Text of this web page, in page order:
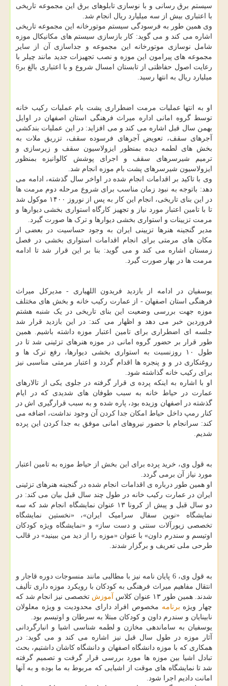
سیستم برق رسانی و با نوسازی تابلوهای برق این مجموعه تاریخی
با اعتباری بیش از سه میلیارد ریال انجام شد.
وی همین طور به فرسودگی سیستم موتورخانه این مجموعه تاریخی
اشاره می کند و می گوید: کار بازسازی سیستم های مکانیکال موزه
شامل نوسازی موتورخانه این مجموعه و جداسازی آن از سایر
مجموعه های پیرامون این موزه و نصب تجهیزات جدید مانند چیلر با
رعایت اصول حفاظتی از تابستان امسال شروع و با اعتباری بالغ بر6
میلیارد ریال به انتها رسید.
او به انتها عملیات مرمت اضطراری پشت بام عملیات رکیب خانه
توسط گروه امانی اداره میراث فرهنگی استان اصفهان در اوایل
بهمن سال قبل اشاره می کند و می افزاید: در این عملیات بندکشی
آجرهای سقف، تعویض آجرهای فرسوده سقف، تزریق ملات به
بخش های لطمه دیده بمنظور ایزولاسیون سقف و زیرسازی و
ترمیم شیرسرهای سقف و اجرای پوشش کالوانیزه بمنظور
ایزولاسیون شیرسرهای پشت بام موزه انجام شد.
وی با تاکید بر اقدامات انجام شده در اواخر سال گذشته، ادامه می
دهد: باتوجه به نبود زمان مناسب برای شروع مرحله دوم مرمت ها
در این بنای تاریخی، انجام این کار به پس از نوروز ۱۴۰۰ موکول شد
تا با تامین اعتبار مورد نیاز و تجهیز کارگاه استواری بخشی دیوارها و
مرمت تزیینات و استواری بخشی دیوارها و ترک ها صورت گیرد.
مدیر گنجینه هنرها تزیینی ایران به وجود حساسیت در بعضی از
مکان های مرمتی برای انجام اقدامات استواری بخشی در فصل
زمستان اشاره می کند و می گوید: بنا بر این قرار شد تا ادامه
مرمت ها در بهار صورت گیرد.
یوسفیان در ادامه از بازدید فریدون اللهیاری - مدیرکل میراث
فرهنگی استان اصفهان - از عمارت رکیب خانه و بخش های مختلف
موزه جهت بررسی وضعیت این بنای تاریخی در یک شنبه هشتم
فروردین خبر می دهد و اظهار می کند: در این بازدید قرار شد
جلسه ای اضطراری برای تامین اعتبار موزه داشته باشیم. همین
طور قرار بر حضور گروه امانی در موزه هنرهای تزئینی شد تا در
طول ۱۰ روزنسبت به استواری بخشی دیوارها، رفع ترک ها و
روغنکاری در و و پنجره ها اقدام گردد و اعتبار مرمتی مناسبی نیز
برای رکیب خانه گذاشته شود.
او با اشاره به اینکه پرده ی قرار گرفته در جلوی یکی از تالارهای
عمارت در حیاط خانه به سبب طوفان های شدیدی که در ایام
گذشته در اصفهان وزیده بود، پاره شده و به سبب قرارگیری اش در
کنار رمپ داخل حیاط امکان جدا کردن آن وجود نداشت، اضافه می
کند: سرانجام با حضور نیروهای امانی موفق به جدا کردن این پرده
شدیم.
به قول وی، خرید پرده برای این بخش از حیاط موزه به تامین اعتبار
مورد نیاز آن برمی گردد.
او همین طور درباره ی اقدامات انجام شده در گنجینه هنرهای تزئینی
ایران در عمارت رکیب خانه در طول چند سال قبل بیان می کند: در
دو سال قبل و پیش از کرونا ۱۳ عنوان نمایشگاه انجام شد که سه
نمایشگاه «نوین سفال سرامیک ایران»، «نخستین نمایشگاه
تخصصی زیورآلات سنتی و دست ساز» و «نمایشگاه ویژه کودکان
اوتیسم و سندرم داون» با عنوان «موزه را از دید من ببینید» در قالب
طرحی ملی تعریف و برگزار شدند.
به قول وی، 6 پایان نامه نیز با مطالبی مانند منسوجات دوره قاجار و
انتقال مفاهیم میراث فرهنگی به کودکان با رویکرد موزه داری تألیف
شدند. همین طور ۱۳ عنوان کلاس
آموزش تخصصی نیز انجام شد که
چهار ویژه برنامه مخصوص افراد دارای محدودیت و ویژه معلولان
نابینایان و سندرم داون و کودکان مبتلا به سرطان و اوتیسم بود.
یوسفیان به ساماندهی مخازن و لطمه شناسی اشیا و انبارگردانی
آثار موزه در طول سال قبل نیز اشاره می کند و می گوید: در
همکاری که با موزه دانشگاه اصفهان و دانشگاه کاشان داشتیم، بحث
تبادل اشیا بین موزه ها مورد بررسی قرار گرفت و تصمیم گرفته
شد تا نمایشگاه های موقت از اشیایی که مربوط به ما بوده و به آنها
امانت دادیم اجرا شود.